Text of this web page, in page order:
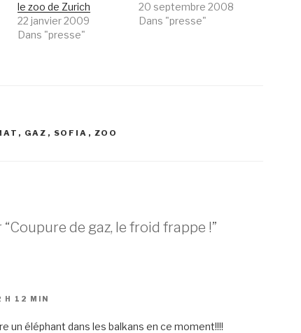
le zoo de Zurich
22 janvier 2009
Dans "presse"
20 septembre 2008
Dans "presse"
, GAZ , SOFIA , ZOO
de gaz, le froid frappe !”
H 12 MIN
un éléphant dans les balkans en ce moment!!!!